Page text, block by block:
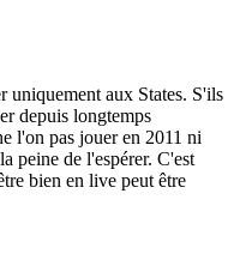
uniquement aux States. S'ils
depuis longtemps
l'on pas jouer en 2011 ni
peine de l'espérer. C'est
bien en live peut être